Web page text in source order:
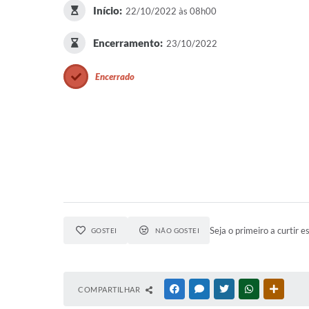
Início: 22/10/2022 às 08h00
Encerramento: 23/10/2022
Encerrado
GOSTEI NÃO GOSTEI Seja o primeiro a curtir
COMPARTILHAR FACEBOOKMESSENGER
TWITTERWHATSAPP